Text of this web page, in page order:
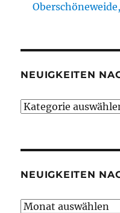
NEUIGKEITEN
Neuigkeiten
NEUIGKEITEN
Neuigkeiten